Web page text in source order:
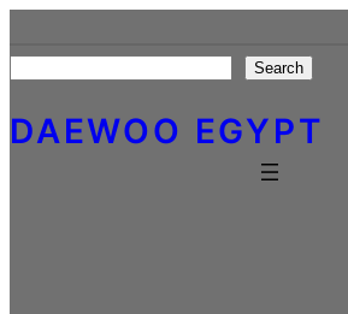
to
content
Search
DAEWOO EGYPT